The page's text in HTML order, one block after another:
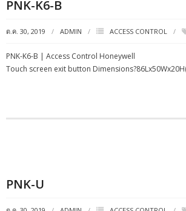
PNK-K6-B
ต.ค. 30, 2019 ADMIN ACCESS CONTROL
PNK-K6-B | Access Control Honeywell
Touch screen exit button
PNK-U